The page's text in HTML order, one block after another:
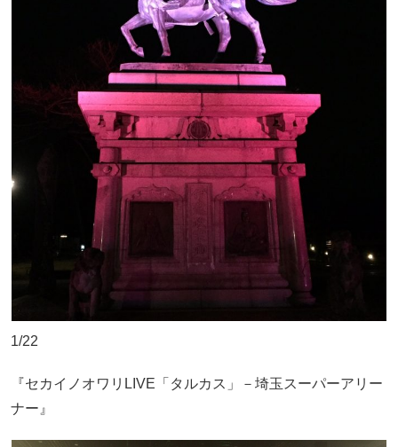
1/22
『セカイノオワリLIVE「タルカス」－埼玉スーパーアリー
ナー』